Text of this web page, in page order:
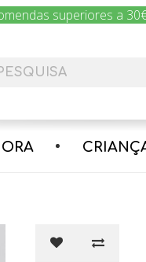
superiores a